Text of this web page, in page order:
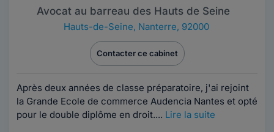
Avocat au barreau des Hauts de Seine
Hauts-de-Seine, Nanterre, 92000
Contacter ce cabinet
Après deux années de classe préparatoire, j'ai rejoint
la Grande Ecole de commerce Audencia Nantes et opté
pour le double diplôme en droit.... Lire la suite